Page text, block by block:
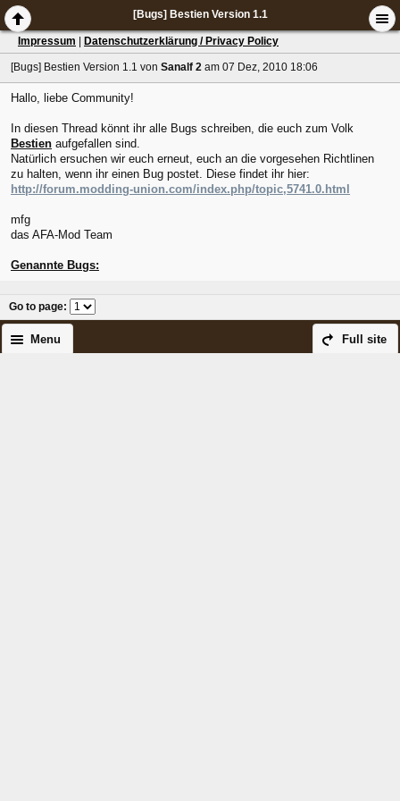
[Bugs] Bestien Version 1.1
Impressum Datenschutzerklärung / Privacy Policy
[Bugs] Bestien Version 1.1 von Sanalf 2 am 07 Dez, 2010 18:06
Hallo, liebe Community!
In diesen Thread könnt ihr alle Bugs schreiben, die euch zum Volk
Bestien aufgefallen sind.
Natürlich ersuchen wir euch erneut, euch an die vorgesehen Richtlinen
zu halten, wenn ihr einen Bug postet. Diese findet ihr hier:
http://forum.modding-union.com/index.php/topic,5741.0.html
mfg
das AFA-Mod Team
Genannte Bugs:
Go to page:
Full site
Menu